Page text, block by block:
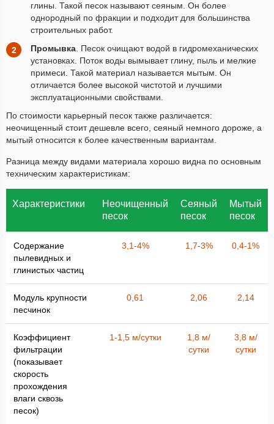
глины. Такой песок называют сеяным. Он более
однородный по фракции и подходит для большинства
строительных работ.
Промывка. Песок очищают водой в гидромеханических
установках. Поток воды вымывает глину, пыль и мелкие
примеси. Такой материал называется мытым. Он
отличается более высокой чистотой и лучшими
эксплуатационными свойствами.
По стоимости карьерный песок также различается:
неочищенный стоит дешевле всего, сеяный немного дороже, а
мытый относится к более качественным вариантам.
Разница между видами материала хорошо видна по основным
техническим характеристикам:
Характеристики
Неочищенный
песок
Сеяный
песок
Мытый
песок
Содержание
пылевидных и
глинистых частиц
3,1-4% 1,7-3% 0,4-1%
Модуль крупности
песчинок
0,61 2,06 2,14
Коэффициент
фильтрации
(показывает
скорость
прохождения
влаги сквозь
песок)
1-1,5 м/сутки
1,8 м/
сутки
3,8 м/
сутки